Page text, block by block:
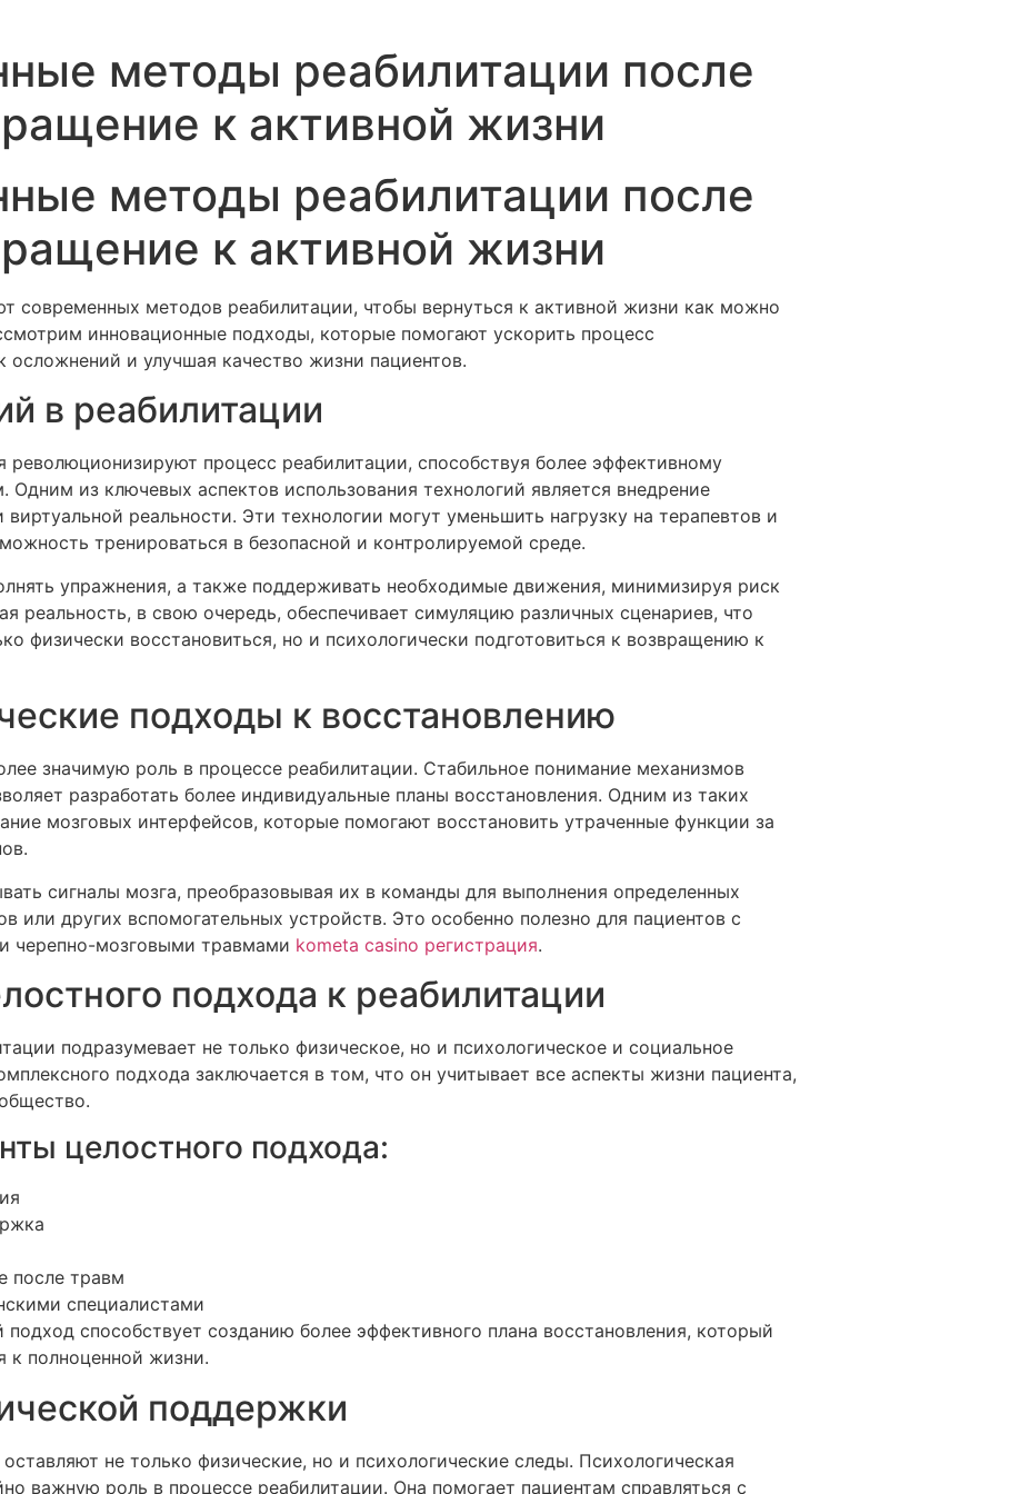
методы реабилитации после
к активной жизни
методы реабилитации после
к активной жизни
современных методов реабилитации, чтобы вернуться к активной жизни как можно
инновационные подходы, которые помогают ускорить процесс
осложнений и улучшая качество жизни пациентов.
в реабилитации
революционизируют процесс реабилитации, способствуя более эффективному
Одним из ключевых аспектов использования технологий является внедрение
реальности. Эти технологии могут уменьшить нагрузку на терапевтов и
тренироваться в безопасной и контролируемой среде.
упражнения, а также поддерживать необходимые движения, минимизируя риск
реальность, в свою очередь, обеспечивает симуляцию различных сценариев, что
физически восстановиться, но и психологически подготовиться к возвращению к
подходы к восстановлению
значимую роль в процессе реабилитации. Стабильное понимание механизмов
разработать более индивидуальные планы восстановления. Одним из таких
мозговых интерфейсов, которые помогают восстановить утраченные функции за
сигналы мозга, преобразовывая их в команды для выполнения определенных
или других вспомогательных устройств. Это особенно полезно для пациентов с
черепно-мозговыми травмами kometa casino регистрация.
подхода к реабилитации
подразумевает не только физическое, но и психологическое и социальное
подхода заключается в том, что он учитывает все аспекты жизни пациента,
целостного подхода:
после травм
специалистами
способствует созданию более эффективного плана восстановления, который
к полноценной жизни.
поддержки
не только физические, но и психологические следы. Психологическая
важную роль в процессе реабилитации. Она помогает пациентам справляться с